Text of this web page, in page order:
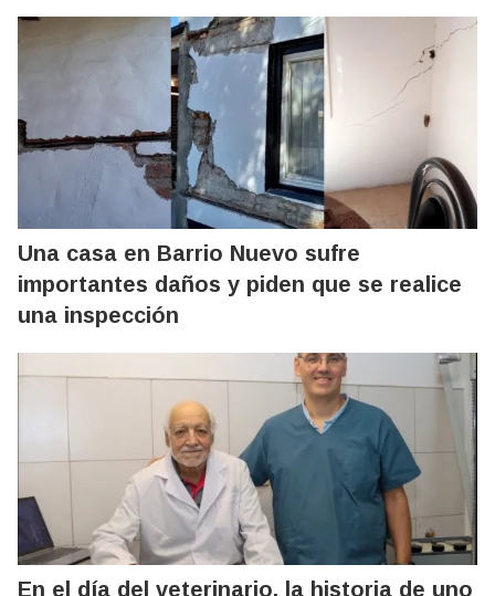
Una casa en Barrio Nuevo sufre
importantes daños y piden que se realice
una inspección
En el día del veterinario, la historia de uno